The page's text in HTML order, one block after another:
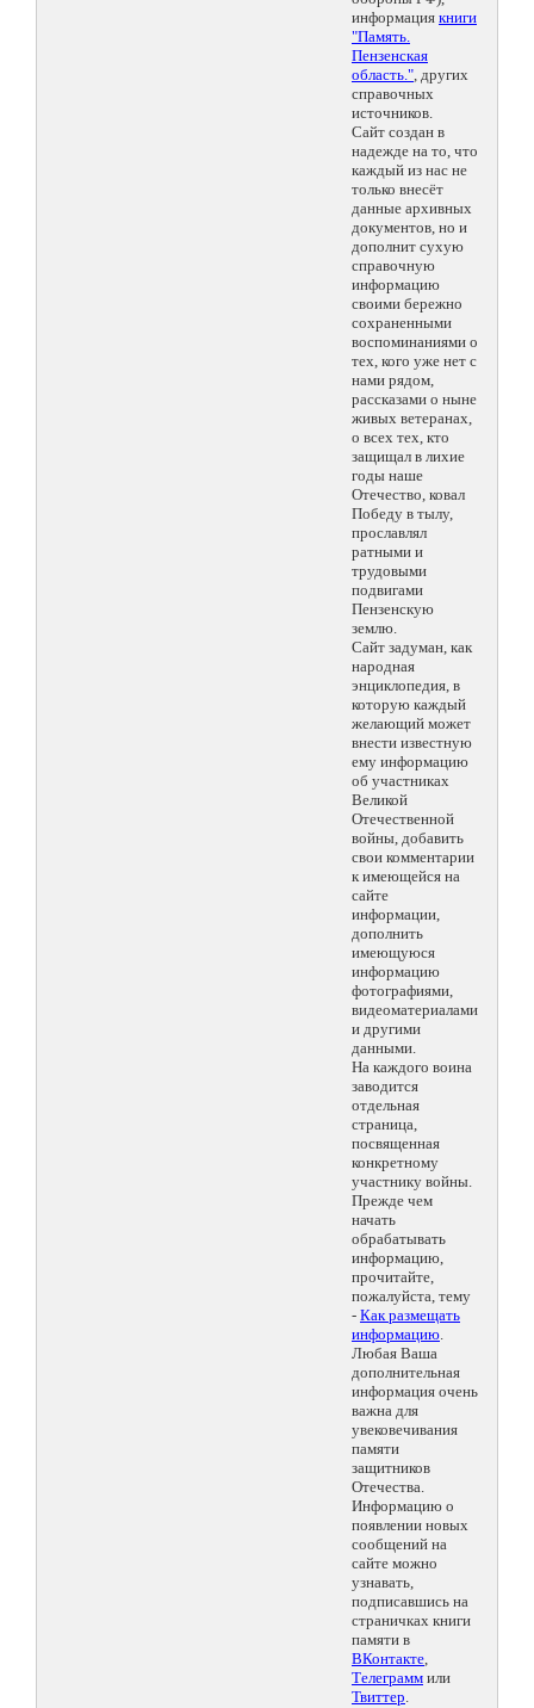
информация книги
"Память.
Пензенская
область.", других
справочных
источников.
Сайт создан в
надежде на то, что
каждый из нас не
только внесёт
данные архивных
документов, но и
дополнит сухую
справочную
информацию
своими бережно
сохраненными
воспоминаниями о
тех, кого уже нет с
нами рядом,
рассказами о ныне
живых ветеранах,
о всех тех, кто
защищал в лихие
годы наше
Отечество, ковал
Победу в тылу,
прославлял
ратными и
трудовыми
подвигами
Пензенскую
землю.
Сайт задуман, как
народная
энциклопедия, в
которую каждый
желающий может
внести известную
ему информацию
об участниках
Великой
Отечественной
войны, добавить
свои комментарии
к имеющейся на
сайте
информации,
дополнить
имеющуюся
информацию
фотографиями,
видеоматериалами
и другими
данными.
На каждого воина
заводится
отдельная
страница,
посвященная
конкретному
участнику войны.
Прежде чем
начать
обрабатывать
информацию,
прочитайте,
пожалуйста, тему
- Как размещать
информацию.
Любая Ваша
дополнительная
информация очень
важна для
увековечивания
памяти
защитников
Отечества.
Информацию о
появлении новых
сообщений на
сайте можно
узнавать,
подписавшись на
страничках книги
памяти в
ВКонтакте,
Телеграмм или
Твиттер.